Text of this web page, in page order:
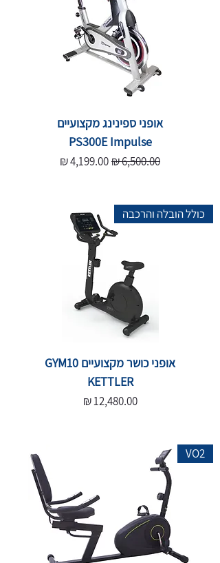
אופני ספינינג מקצועיים
PS300E Impulse
מחיר רגיל מחיר מבצע
כולל הובלה והרכבה
אופני כושר מקצועיים GYM10
KETTLER
מחיר‏12,480.00 ‏₪
VO2